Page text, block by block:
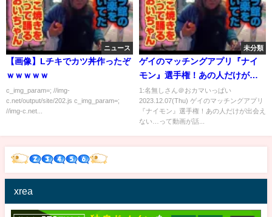
ニュース
【画像】Lチキでカツ丼作ったぞ
ｗｗｗｗｗ
c_img_param=; //img-
c.net/output/site/202.js c_img_param=;
//img-c.net...
未分類
ゲイのマッチングアプリ『ナイ
モン』選手権！あの人だけが出
会えない…
1:名無しさん＠おカマいっぱい
2023.12.07(Thu) ゲイのマッチングアプリ
『ナイモン』選手権！あの人だけが出会え
ない…って動画が話...
xrea